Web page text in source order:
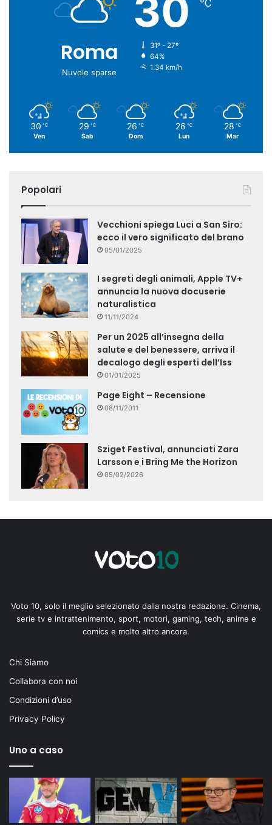
Roma
Nuvole sparse
30 ℃
31º - 27º
64%
1.34 km/h
30 ℃
Ven
29 ℃
Sab
26 ℃
Dom
26 ℃
Lun
28 ℃
Mar
Popolari
Vecchioni spiega Luci a San Siro:
ecco il vero significato del brano
05/01/2025
I segreti degli animali, Apple TV+
annuncia la nuova docuserie
naturalistica
11/11/2024
Per un 2025 all’insegna della
salute e del benessere, arriva il
decalogo degli esperti dell’Iss
01/01/2025
Page Eight – Recensione
08/11/2011
Sziget Festival, annunciati Zara
Larsson e i Bring Me the Horizon
05/02/2026
Voto 10, solo il meglio selezionato dalla nostra redazione. Cinema,
serie tv e intrattenimento, sport, motori, gaming, tech, anime e
comics e molto altro ancora.
Chi Siamo
Collabora con noi
Condizioni d’uso
Privacy Policy
Uno a caso